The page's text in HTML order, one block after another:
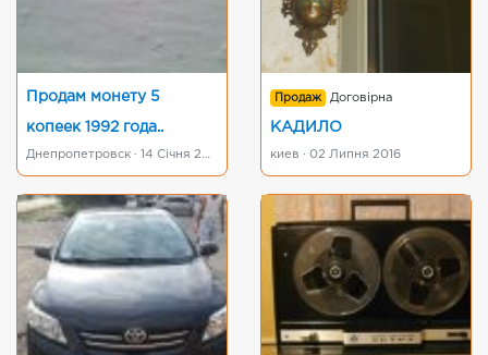
Продам монету 5
копеек 1992 года..
Днепропетровск · 14 Січня 2019
Продаж Договірна
КАДИЛО
киев · 02 Липня 2016